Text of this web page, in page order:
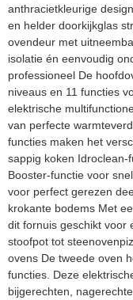
anthracietkleurige
en helder doorkijkglas
ovendeur met
isolatie én eenvoudig
professioneel De
niveaus en 11 functies
elektrische
van perfecte
functies maken het
sappig koken Idroclean-
Booster-functie voor
voor perfect gerezen
krokante bodems Met
dit fornuis geschikt voor
stoofpot tot
ovens De tweede oven
functies. Deze
bijgerechten,